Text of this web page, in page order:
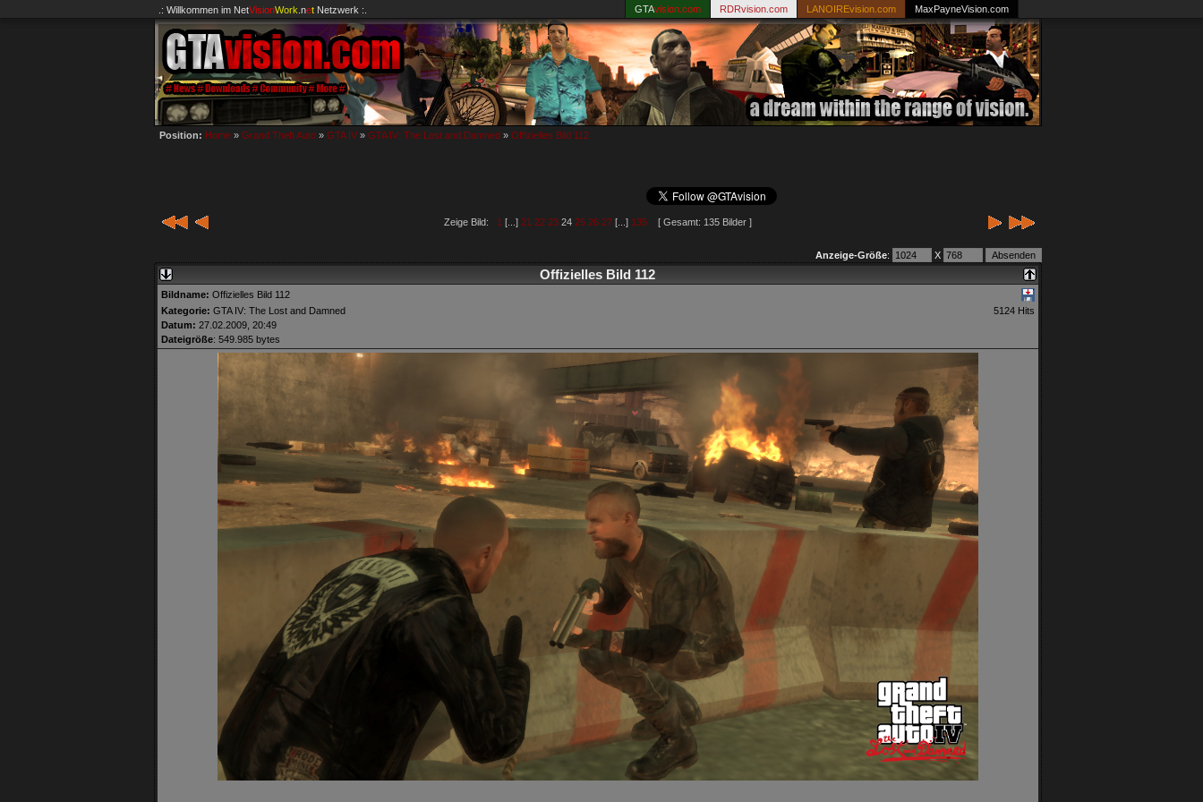
.: Willkommen im NetVisionWork .net Netzwerk :. GTAvision.com RDRvision.com LANOIREvision.com MaxPayneVision.com
Position: Home » Grand Theft Auto » GTA IV » GTA IV: The Lost and Damned » Offizielles Bild 112
Zeige Bild: 1 [...] 21 22 23 24 25 26 27 [...] 135 [ Gesamt: 135 Bilder ]
Anzeige-Größe: X
Offizielles Bild 112
Bildname: Offizielles Bild 112
Kategorie: GTA IV: The Lost and Damned
5124 Hits
Datum: 27.02.2009, 20:49
Dateigröße: 549.985 bytes